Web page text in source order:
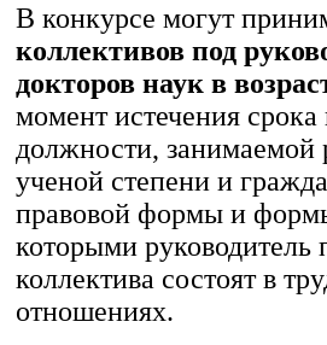
В конкурсе могут
коллективов под
докторов наук в
момент истечения срока
должности, занимаемой
ученой степени и
правовой формы и
которыми руководитель
коллектива состоят в
отношениях.